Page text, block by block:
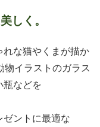
美しく。
れな猫やくまが描か
物イラストのガラス
瓶などを
ゼントに最適な